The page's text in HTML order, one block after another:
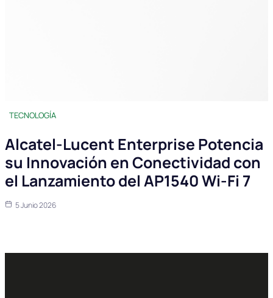
TECNOLOGÍA
Alcatel-Lucent Enterprise Potencia
su Innovación en Conectividad con
el Lanzamiento del AP1540 Wi-Fi 7
5 Junio 2026